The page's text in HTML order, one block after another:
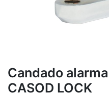
Candado
CASOD LOCK